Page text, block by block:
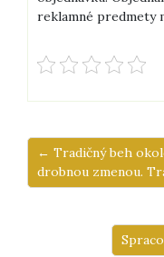
reklamné predmety
← Tradičný beh
drobnou zmenou.